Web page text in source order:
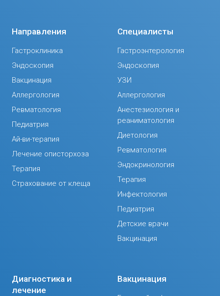
Направления
Гастроклиника
Эндоскопия
Вакцинация
Аллергология
Ревматология
Педиатрия
Ай-ви-терапия
Лечение описторхоза
Терапия
Страхование от клеща
Специалисты
Гастроэнтерология
Эндоскопия
УЗИ
Аллергология
Анестезиология и
реаниматология
Диетология
Ревматология
Эндокринология
Терапия
Инфектология
Педиатрия
Детские врачи
Вакцинация
Диагностика и
лечение
Вакцинация